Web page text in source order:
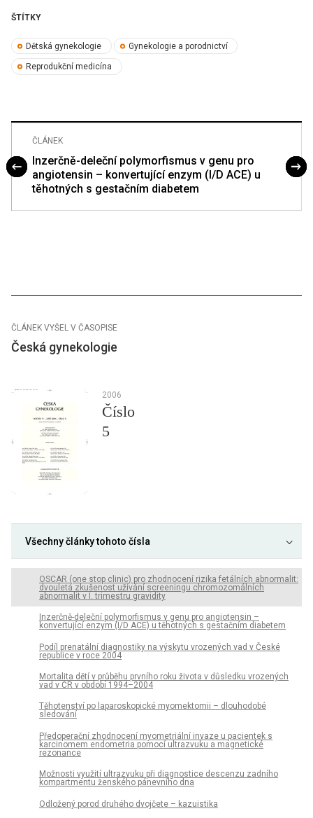
ŠTÍTKY
Dětská gynekologie Gynekologie a porodnictví
Reprodukční medicína
ČLÁNEK
Inzerčně-deleční polymorfismus v genu pro
angiotensin – konvertující enzym (I/D ACE) u
těhotných s gestačním diabetem
ČLÁNEK VYŠEL V ČASOPISE
Česká gynekologie
2006
Číslo
5
Všechny články tohoto čísla
OSCAR (one stop clinic) pro zhodnocení rizika fetálních abnormalit:
dvouletá zkušenost užívání screeningu chromozomálních
abnormalit v I. trimestru gravidity
Inzerčně-deleční polymorfismus v genu pro angiotensin –
konvertující enzym (I/D ACE) u těhotných s gestačním diabetem
Podíl prenatální diagnostiky na výskytu vrozených vad v České
republice v roce 2004
Mortalita dětí v průběhu prvního roku života v důsledku vrozených
vad v ČR v období 1994–2004
Těhotenství po laparoskopické myomektomii – dlouhodobé
sledování
Předoperační zhodnocení myometriální invaze u pacientek s
karcinomem endometria pomocí ultrazvuku a magnetické
rezonance
Možnosti využití ultrazvuku při diagnostice descenzu zadního
kompartmentu ženského pánevního dna
Odložený porod druhého dvojčete – kazuistika